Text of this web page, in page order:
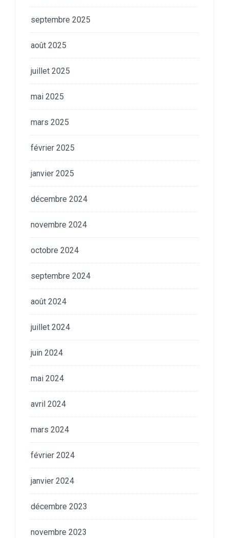
septembre 2025
août 2025
juillet 2025
mai 2025
mars 2025
février 2025
janvier 2025
décembre 2024
novembre 2024
octobre 2024
septembre 2024
août 2024
juillet 2024
juin 2024
mai 2024
avril 2024
mars 2024
février 2024
janvier 2024
décembre 2023
novembre 2023